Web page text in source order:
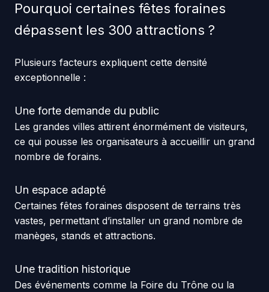
Pourquoi certaines fêtes foraines
dépassent les 300 attractions ?
Plusieurs facteurs expliquent cette densité
exceptionnelle :
Une forte demande du public
Les grandes villes attirent énormément de visiteurs,
ce qui pousse les organisateurs à accueillir un grand
nombre de forains.
Un espace adapté
Certaines fêtes foraines disposent de terrains très
vastes, permettant d’installer un grand nombre de
manèges, stands et attractions.
Une tradition historique
Des événements comme la Foire du Trône ou la